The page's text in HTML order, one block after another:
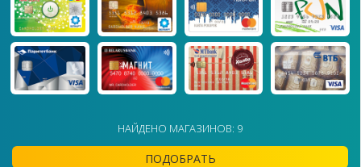
НАЙДЕНО МАГАЗИНОВ: 9
ПОДОБРАТЬ